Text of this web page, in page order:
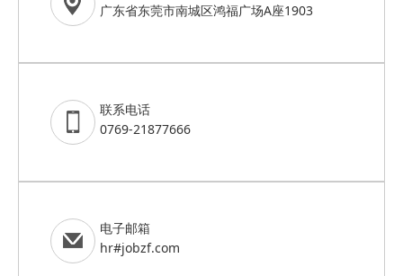
广东省东莞市南城区鸿福广场A座1903
联系电话
0769-21877666
电子邮箱
hr#jobzf.com